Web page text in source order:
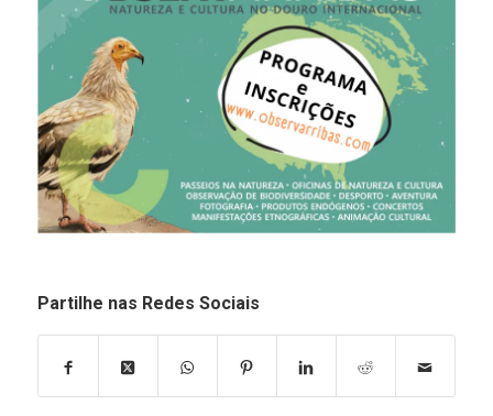
Partilhe nas Redes Sociais